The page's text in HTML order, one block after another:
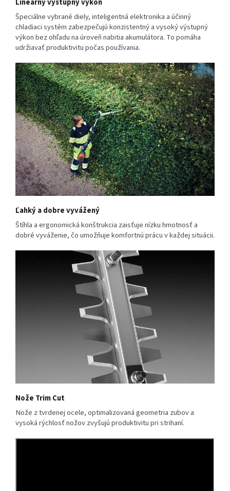
Lineárny výstupný výkon
Špeciálne vybrané diely, inteligentná elektronika a účinný
chladiaci systém zabezpečujú konzistentný a vysoký výstupný
výkon bez ohľadu na úroveň nabitia akumulátora. To pomáha
udržiavať produktivitu počas používania.
Ľahký a dobre vyvážený
Štíhla a ergonomická konštrukcia zaisťuje nízku hmotnosť a
dobré vyváženie, čo umožňuje komfortnú prácu v každej situácii.
Nože Trim Cut
Nože z tvrdenej ocele, optimalizovaná geometria zubov a
vysoká rýchlosť nožov zvyšujú produktivitu pri strihaní.